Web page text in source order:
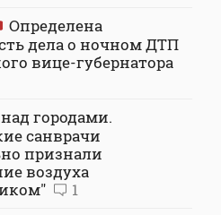
Определена
дела о ночном ДТП
вице-губернатора
городами.
санврачи
признали
воздуха
1